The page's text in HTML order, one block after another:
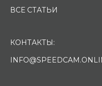
ВСЕ СТАТЬИ
КОНТАКТЫ: